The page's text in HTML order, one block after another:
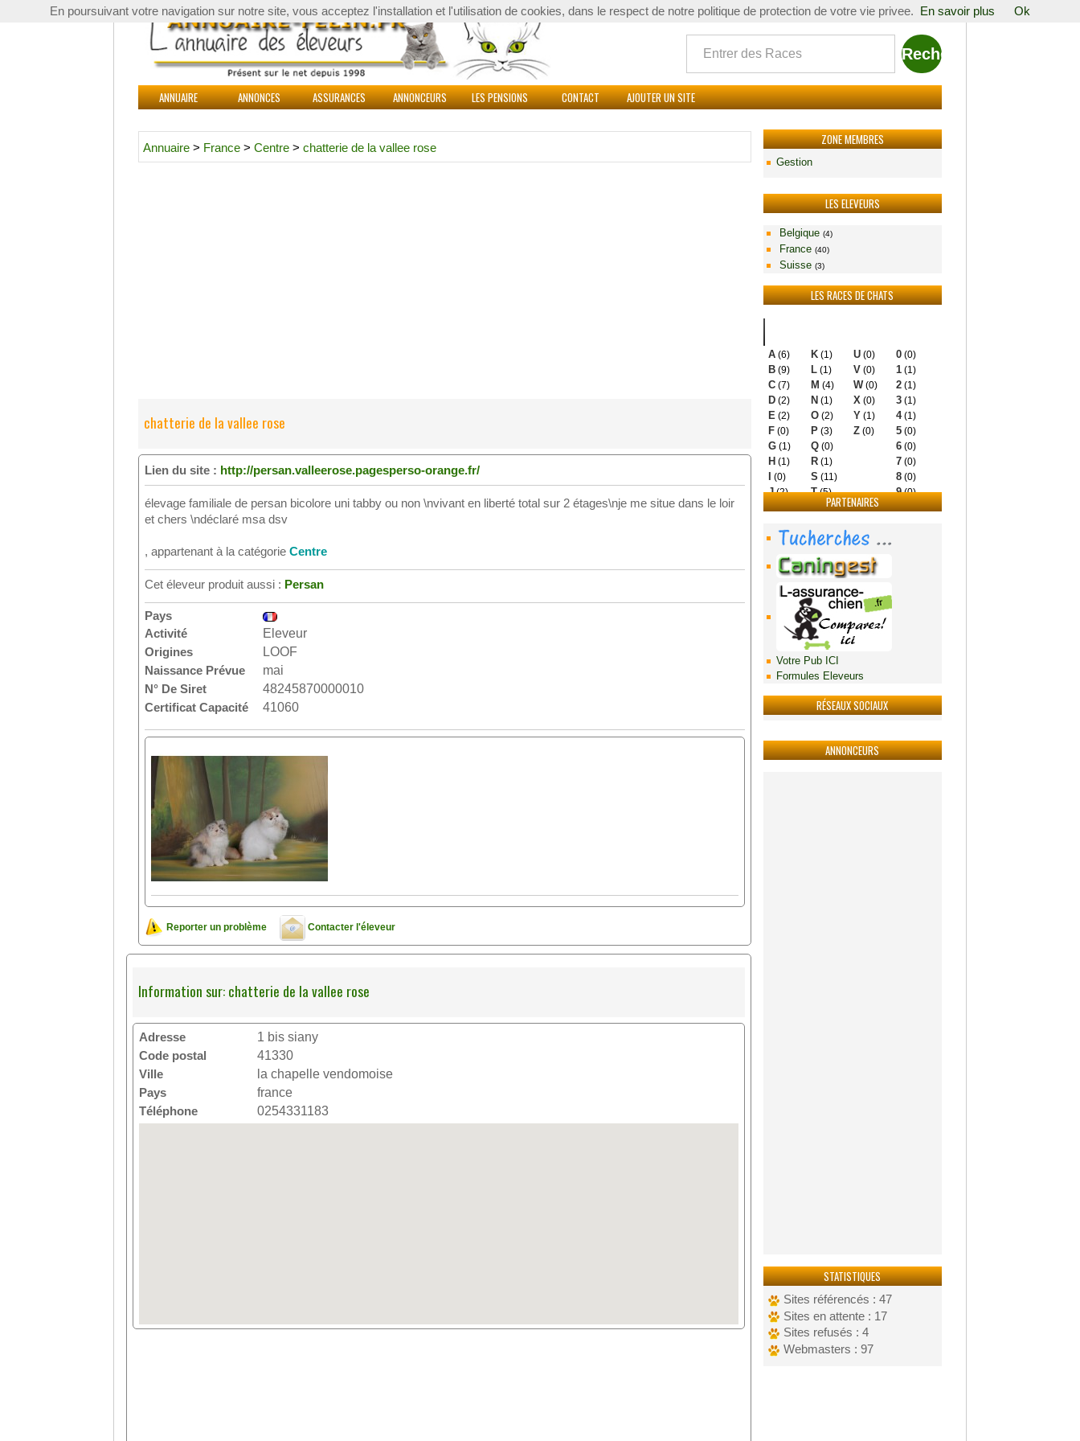
Quoi
ANNUAIRE ANNONCES ASSURANCES ANNONCEURS LES PENSIONS CONTACT AJOUTER UN SITE
ZONE MEMBRES
Gestion
LES ELEVEURS
Belgique (4)
France (40)
Suisse (3)
LES RACES DE CHATS
A(6)
B(9)
C(7)
D(2)
E (2)
F(0)
G(1)
H (1)
(0)
J(2)
K(1)
L(1)
M (4)
N (1)
O(2)
P(3)
Q(0)
R(1)
S (11)
T(5)
U(0)
V(0)
W(0)
X (0)
Y(1)
Z(0)
0(0)
1(1)
2(1)
3(1)
4(1)
5(0)
6(0)
7(0)
8(0)
9(0)
PARTENAIRES
Votre Pub ICI
Formules Eleveurs
RÉSEAUX SOCIAUX
ANNONCEURS
STATISTIQUES
Sites référencés : 47
Sites en attente : 17
Sites refusés : 4
Webmasters : 97
Annuaire > France > Centre > chatterie de la vallee rose
chatterie de la vallee rose
Lien du site : http://persan.valleerose.pagesperso-orange.fr/
élevage familiale de persan bicolore uni tabby ou non \nvivant en liberté total sur 2 étages\nje me situe dans le loir
et chers \ndéclaré msa dsv
, appartenant à la catégorie Centre
Cet éleveur produit aussi : Persan
Pays
Activité
Eleveur
Origines
LOOF
Naissance Prévue
mai
N° De Siret
48245870000010
Certificat Capacité
41060
Reporter un problème Contacter l'éleveur
Information sur: chatterie de la vallee rose
Adresse
1 bis siany
Code postal
41330
Ville
la chapelle vendomoise
Pays
france
Téléphone
0254331183
En poursuivant votre navigation sur notre site, vous acceptez l'installation et l'utilisation de cookies, dans le respect de notre politique de protection de votre vie privee. En savoir plus Ok